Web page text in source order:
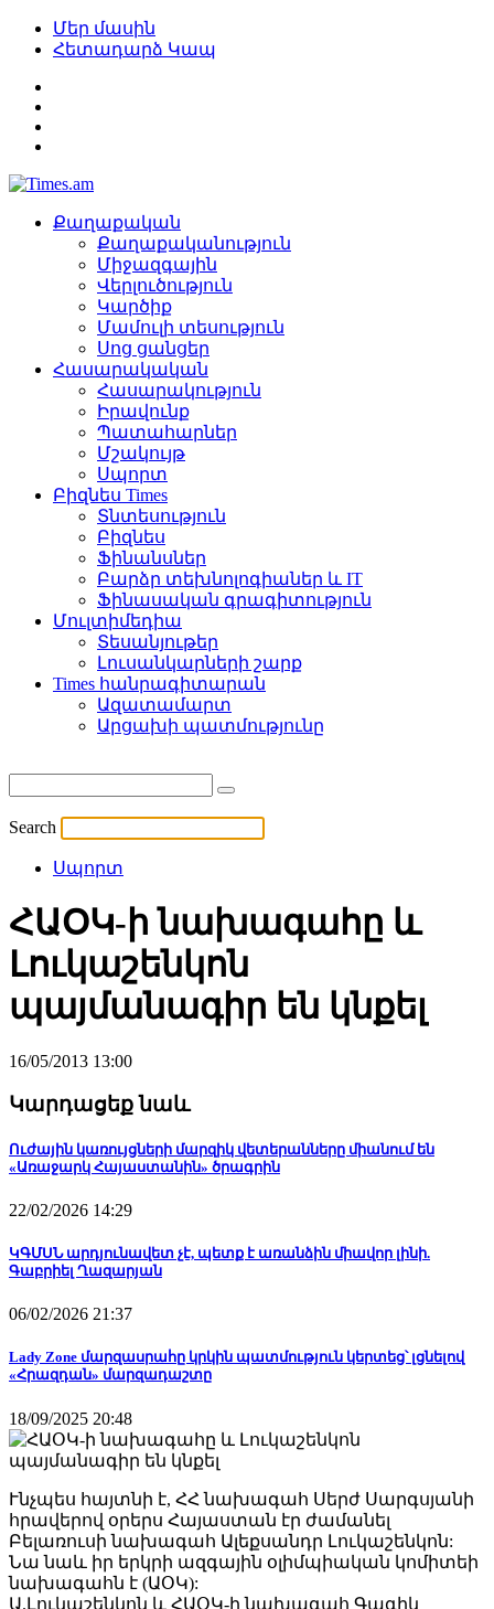
Մեր մասին
Հետադարձ Կապ
Քաղաքական
Քաղաքականություն
Միջազգային
Վերլուծություն
Կարծիք
Մամուլի տեսություն
Սոց ցանցեր
Հասարակական
Հասարակություն
Իրավունք
Պատահարներ
Մշակույթ
Սպորտ
Բիզնես Times
Տնտեսություն
Բիզնես
Ֆինանսներ
Բարձր տեխնոլոգիաներ և IT
Ֆինասական գրագիտություն
Մուլտիմեդիա
Տեսանյութեր
Լուսանկարների շարք
Times հանրագիտարան
Ազատամարտ
Արցախի պատմությունը
Search
Սպորտ
ՀԱՕԿ-ի նախագահը և
Լուկաշենկոն
պայմանագիր են կնքել
16/05/2013 13:00
Կարդացեք նաև
Ուժային կառույցների մարզիկ վետերանները միանում են
«Առաջարկ Հայաստանին» ծրագրին
22/02/2026 14:29
ԿԳՄՍՆ արդյունավետ չէ, պետք է առանձին միավոր լինի.
Գաբրիել Ղազարյան
06/02/2026 21:37
Lady Zone մարզասրահը կրկին պատմություն կերտեց՝ լցնելով
«Հրազդան» մարզադաշտը
18/09/2025 20:48
Ւնչպես հայտնի է, ՀՀ նախագահ Սերժ Սարգսյանի
հրավերով օրերս Հայաստան էր ժամանել
Բելառուսի նախագահ Ալեքսանդր Լուկաշենկոն:
Նա նաև իր երկրի ազգային օլիմպիական կոմիտեի
նախագահն է (ԱՕԿ):
Ա.Լուկաշենկոն և ՀԱՕԿ-ի նախագահ Գագիկ